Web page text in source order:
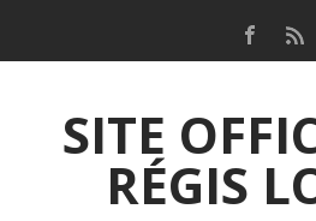
SITE
RÉGIS